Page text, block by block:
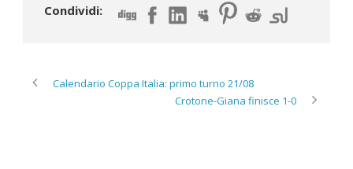
Condividi:
Calendario Coppa Italia: primo turno 21/08
Crotone-Giana finisce 1-0